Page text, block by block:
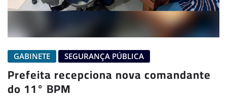
GABINETE SEGURANÇA PÚBLICA
Prefeita recepciona nova comandante
do 11° BPM